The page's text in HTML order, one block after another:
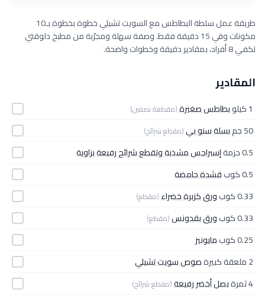
طريقة عمل سلطة البطاطس مع السويت تشيلي خطوة بخطوة بـ10
مكونات وفي 15 دقيقة فقط. وصفة سهلة ومجرّبة من مطبخ دلوقتي
تكفي 8 أفراد، بمقادير دقيقة وخطوات واضحة.
المقادير
1 كيلو بطاطس صغيرة(مقطعة نصفين)
50 جم بسلة سنو بي (مقطع شرائح)
0.5 حزمة
إسبراجس مشذبة وتقطع شرائح رفيعة بزاوية
0.5 كوب
قشدة حامضة
0.33 كوب
ورق كزبرة خضراء(مقطع)
0.33 كوب ورق بقدونس(مقطع)
0.25 كوب
مايونيز
2 ملعقة كبيرة
صوص سويت تشيلي
4 ثمرة
بصل أخضر رفيعة(مقطع شرائح)